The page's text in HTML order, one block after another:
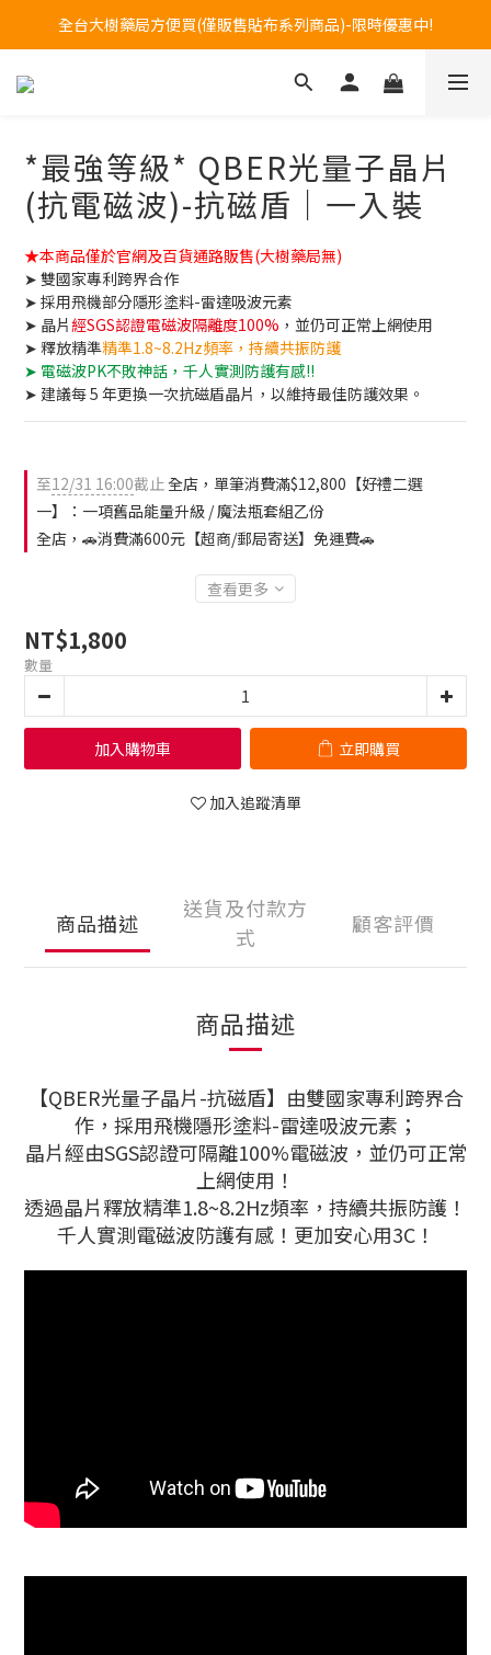
訂購專線 0800-272-273 (服務時間:週一至週五08~17)
訂購專線 0800-272-273 (服務時間:週一至週五08~17)
全台大樹藥局方便買(僅販售貼布系列商品)-限時優惠中!
*最強等級* QBER光量子晶片
(抗電磁波)-抗磁盾｜一入裝
★本商品僅於官網及百貨通路販售(大樹藥局無)
➤ 雙國家專利跨界合作
➤ 採用飛機部分隱形塗料-雷達吸波元素
➤ 晶片經SGS認證電磁波隔離度100% ，並仍可正常上網使用
➤ 釋放精準精準1.8~8.2Hz頻率，持續共振防護
➤ 電磁波PK不敗神話，千人實測防護有感!!
➤ 建議每 5 年更換一次抗磁盾晶片，以維持最佳防護效果。
至12/31 16:00截止全店，單筆消費滿$12,800【好禮二選
一】：一項舊品能量升級 / 魔法瓶套組乙份
全店，🚗消費滿600元【超商/郵局寄送】免運費🚗
查看更多
NT$1,800
數量
加入購物車 立即購買
加入追蹤清單
商品描述
送貨及付款方
式
顧客評價
商品描述
【QBER光量子晶片-抗磁盾】由雙國家專利跨界合
作，採用飛機隱形塗料-雷達吸波元素；
晶片經由SGS認證可隔離100%電磁波，並仍可正常
上網使用！
透過晶片釋放精準1.8~8.2Hz頻率，持續共振防護！
千人實測電磁波防護有感！更加安心用3C！